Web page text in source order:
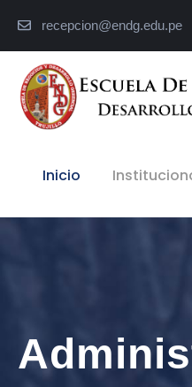
recepcion@endg.edu.pe
Inicio